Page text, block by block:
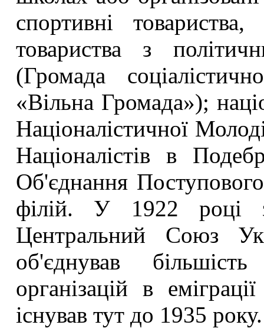
спортивні
товариства з
(Громада
«Вільна Громада»);
Націоналістичної
Націоналістів в
Об'єднання
філій. У 1922 році
Центральний Союз
об'єднував
організацій в
існував тут до 1935 року.